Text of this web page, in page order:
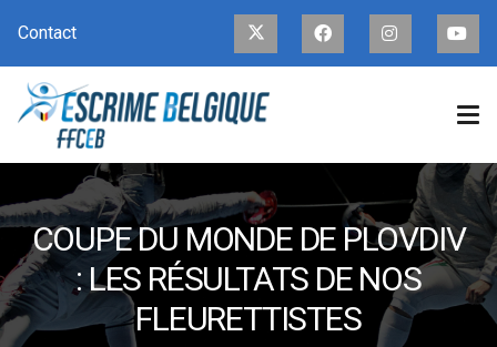
Contact
COUPE DU MONDE DE PLOVDIV
: LES RÉSULTATS DE NOS
FLEURETTISTES